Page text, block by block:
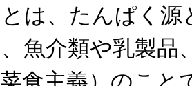
は、たんぱく
魚介類や乳製品